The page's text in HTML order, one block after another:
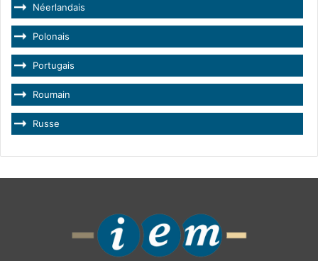
Néerlandais
Polonais
Portugais
Roumain
Russe